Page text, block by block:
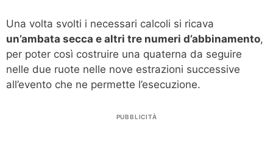
Una volta svolti i necessari calcoli si ricava
un’ambata secca e altri tre numeri d’abbinamento,
per poter così costruire una quaterna da seguire
nelle due ruote nelle nove estrazioni successive
all’evento che ne permette l’esecuzione.
PUBBLICITÀ